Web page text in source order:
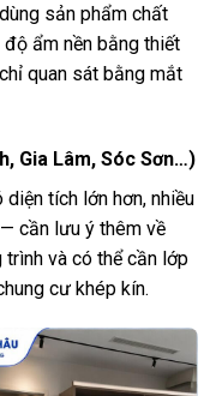
sản phẩm chất
ẩm nền bằng thiết
quan sát bằng mắt
Gia Lâm, Sóc Sơn…)
tích lớn hơn, nhiều
cần lưu ý thêm về
và có thể cần lớp
cư khép kín.